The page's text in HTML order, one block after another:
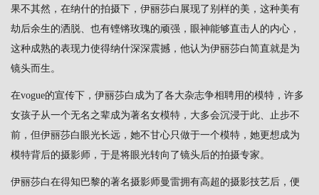
果不其然，在纳什的拍摄下，伊丽莎白展现了别样的美，这种美有
劫后余生的洒脱、也有铿锵玫瑰的顽强，眼神能够直击人的内心，
这种成熟的表现力使得纳什深深震撼，他认为伊丽莎白简直就是为
镜头而生。
在vogue的宣传下，伊丽莎白成为了各大杂志争相聘用的模特，许多
女孩子从一个无名之辈成为著名女模特，大多会沉浸于此、止步不
前，但伊丽莎白眼光长远，她不甘心只做于一个模特，她更想成为
模特背后的摄影师，于是将眼光转向了镜头后的拍摄专家。
伊丽莎白在得知巴黎的著名摄影师曼雷拥有高超的摄影技艺后，便